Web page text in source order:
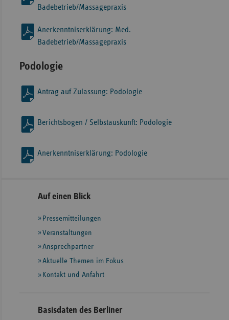
Badebetrieb/Massagepraxis
Anerkenntniserklärung: Med.
Badebetrieb/Massagepraxis
Podologie
Antrag auf Zulassung: Podologie
Berichtsbogen / Selbstauskunft: Podologie
Anerkenntniserklärung: Podologie
Seitennavigation
Seitenleiste
weiteren
Informationen
Auf einen Blick
Pressemitteilungen
Veranstaltungen
Ansprechpartner
Aktuelle Themen im Fokus
Kontakt und Anfahrt
Basisdaten des Berliner